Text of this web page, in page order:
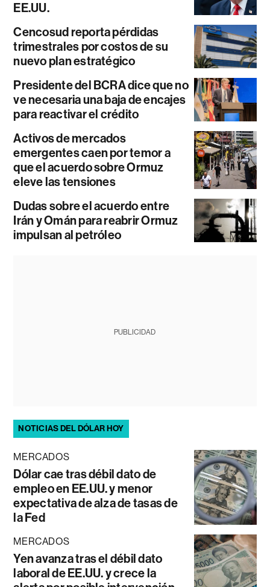
EE.UU.
Cencosud reporta pérdidas
trimestrales por costos de su
nuevo plan estratégico
Presidente del BCRA dice que no
ve necesaria una baja de encajes
para reactivar el crédito
Activos de mercados
emergentes caen por temor a
que el acuerdo sobre Ormuz
eleve las tensiones
Dudas sobre el acuerdo entre
Irán y Omán para reabrir Ormuz
impulsan al petróleo
PUBLICIDAD
NOTICIAS DEL DÓLAR HOY
MERCADOS
Dólar cae tras débil dato de
empleo en EE.UU. y menor
expectativa de alza de tasas de
la Fed
MERCADOS
Yen avanza tras el débil dato
laboral de EE.UU. y crece la